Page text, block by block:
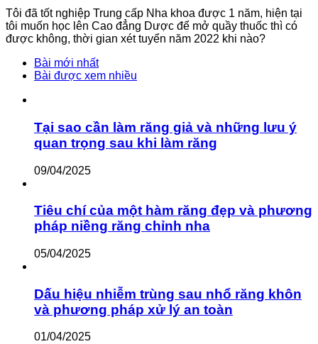
Tôi đã tốt nghiệp Trung cấp Nha khoa được 1 năm, hiện tại
tôi muốn học lên Cao đẳng Dược để mở quầy thuốc thì có
được không, thời gian xét tuyển năm 2022 khi nào?
Bài mới nhất
Bài được xem nhiều
Tại sao cần làm răng giả và những lưu ý
quan trọng sau khi làm răng
09/04/2025
Tiêu chí của một hàm răng đẹp và phương
pháp niềng răng chỉnh nha
05/04/2025
Dấu hiệu nhiễm trùng sau nhổ răng khôn
và phương pháp xử lý an toàn
01/04/2025